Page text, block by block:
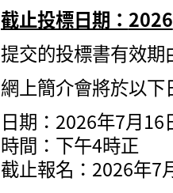
截止投標日期： 2026
提交的投標書有效
網上簡介會將於以
日期：2026年7月16
時間：下午4時正
截止報名：2026年7